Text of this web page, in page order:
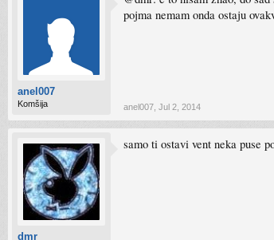
anel007
Komšija
pojma nemam onda ostaju
anel007 Jul 2, 2014
dmr
samo ti ostavi vent neka puse